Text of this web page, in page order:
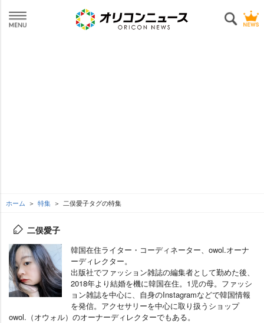
ホーム 特集 二俣愛子タグの特集
二俣愛子
韓国在住ライター・コーディネーター、owol.オーナ
ーディレクター。
出版社でファッション雑誌の編集者として勤めた後、
2018年より結婚を機に韓国在住。1児の母。ファッシ
ョン雑誌を中心に、自身のInstagramなどで韓国情報
を発信。アクセサリーを中心に取り扱うショップ
owol.（オウォル）のオーナーディレクターでもある。